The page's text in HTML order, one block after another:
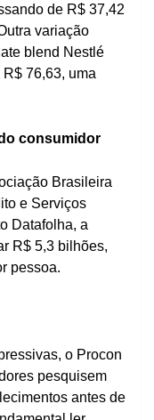
de R$ 37,42
variação
blend Nestlé
76,63, uma
consumidor
Brasileira
e Serviços
Datafolha, a
R$ 5,3 bilhões,
pessoa.
o Procon
pesquisem
antes de